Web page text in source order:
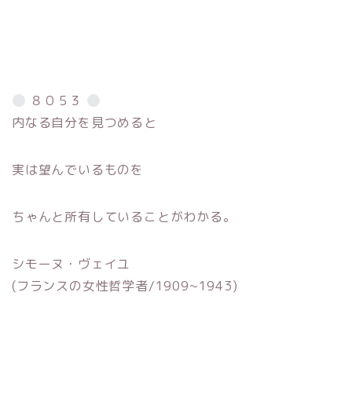
８０５３
内なる自分を見つめると
実は望んでいるものを
ちゃんと所有していることがわかる。
シモーヌ・ヴェイユ
(フランスの女性哲学者/1909~1943)